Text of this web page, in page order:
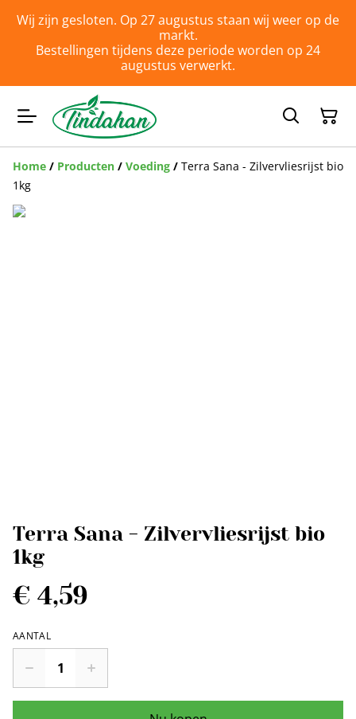
Wij zijn gesloten. Op 27 augustus staan wij weer op de
markt.
Bestellingen tijdens deze periode worden op 24
augustus verwerkt.
Home / Producten / Voeding / Terra Sana - Zilvervliesrijst bio
1kg
Terra Sana - Zilvervliesrijst bio
1kg
€ 4,59
AANTAL